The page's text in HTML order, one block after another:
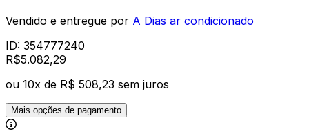
Vendido e entregue por A Dias ar condicionado
ID: 354777240
R$5.082,29
ou 10x de R$ 508,23 sem juros
Mais opções de pagamento